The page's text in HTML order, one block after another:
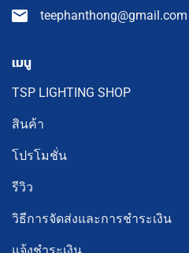
teephanthong@gmail.com
เมนู
TSP LIGHTING SHOP
สินค้า
โปรโมชั่น
รีวิว
วิธีการจัดส่งและการชำระเงิน
แจ้งชำระเงิน